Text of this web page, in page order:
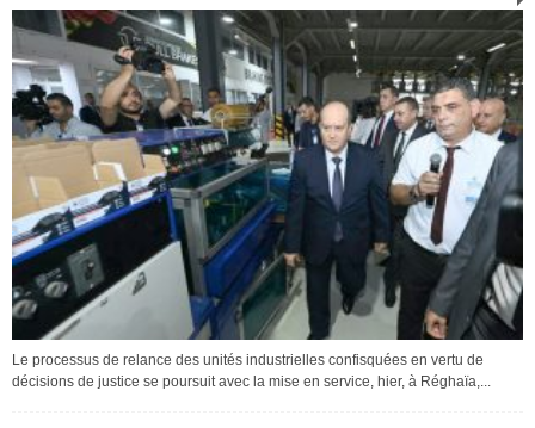
Le processus de relance des unités industrielles confisquées en vertu de
décisions de justice se poursuit avec la mise en service, hier, à Réghaïa,...